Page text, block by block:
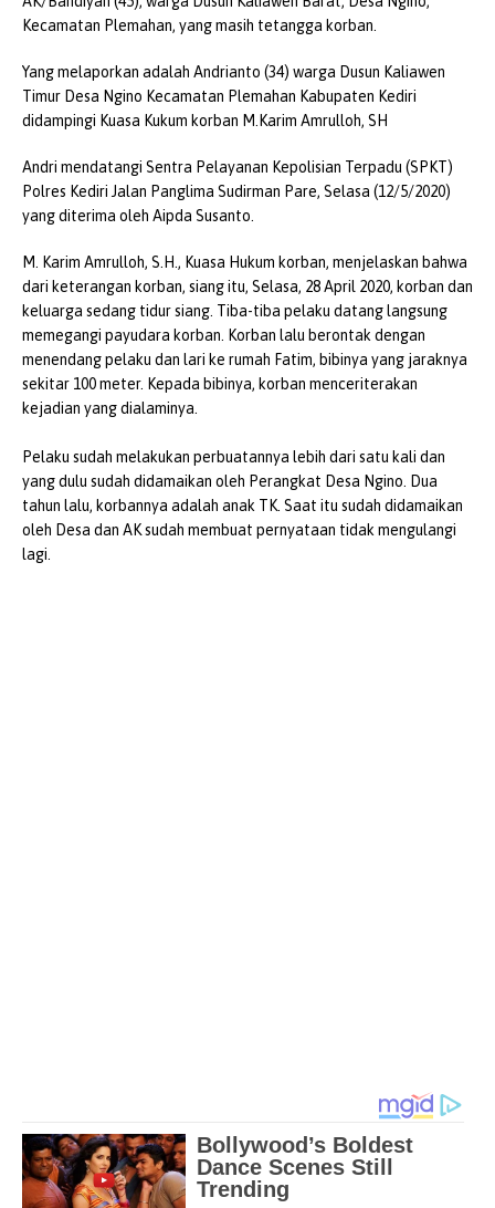
Kecamatan Plemahan, yang masih tetangga korban.
Yang melaporkan adalah Andrianto (34) warga Dusun Kaliawen
Timur Desa Ngino Kecamatan Plemahan Kabupaten Kediri
didampingi Kuasa Kukum korban M.Karim Amrulloh, SH
Andri mendatangi Sentra Pelayanan Kepolisian Terpadu (SPKT)
Polres Kediri Jalan Panglima Sudirman Pare, Selasa (12/5/2020)
yang diterima oleh Aipda Susanto.
M. Karim Amrulloh, S.H., Kuasa Hukum korban, menjelaskan bahwa
dari keterangan korban, siang itu, Selasa, 28 April 2020, korban dan
keluarga sedang tidur siang. Tiba-tiba pelaku datang langsung
memegangi payudara korban. Korban lalu berontak dengan
menendang pelaku dan lari ke rumah Fatim, bibinya yang jaraknya
sekitar 100 meter. Kepada bibinya, korban menceriterakan
kejadian yang dialaminya.
Pelaku sudah melakukan perbuatannya lebih dari satu kali dan
yang dulu sudah didamaikan oleh Perangkat Desa Ngino. Dua
tahun lalu, korbannya adalah anak TK. Saat itu sudah didamaikan
oleh Desa dan AK sudah membuat pernyataan tidak mengulangi
lagi.